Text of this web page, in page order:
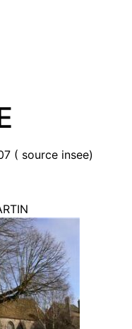
( source insee)